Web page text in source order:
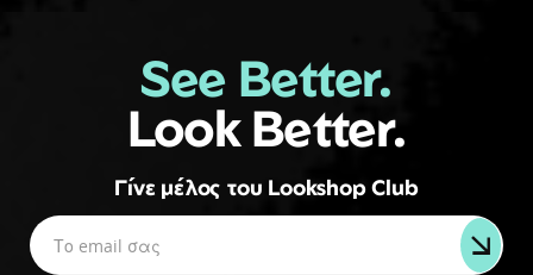
See Better.
Look Better.
Γίνε μέλος του Lookshop Club